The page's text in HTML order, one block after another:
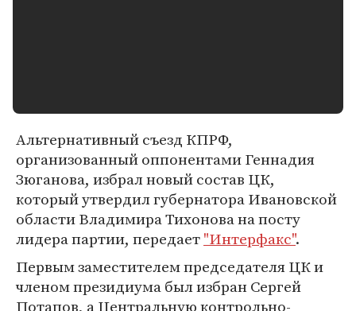
Альтернативный съезд КПРФ,
организованный оппонентами Геннадия
Зюганова, избрал новый состав ЦК,
который утвердил губернатора Ивановской
области Владимира Тихонова на посту
лидера партии, передает"Интерфакс".
Первым заместителем председателя ЦК и
членом президиума был избран Сергей
Потапов, а Центральную контрольно-